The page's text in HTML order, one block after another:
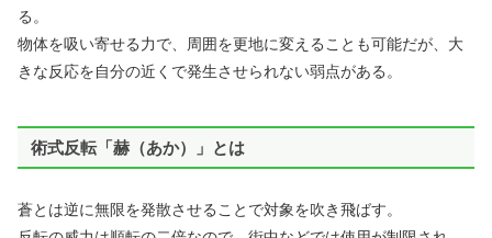
る。
物体を吸い寄せる力で、周囲を更地に変えることも可能だが、大
きな反応を自分の近くで発生させられない弱点がある。
術式反転「赫（あか）」とは
蒼とは逆に無限を発散させることで対象を吹き飛ばす。